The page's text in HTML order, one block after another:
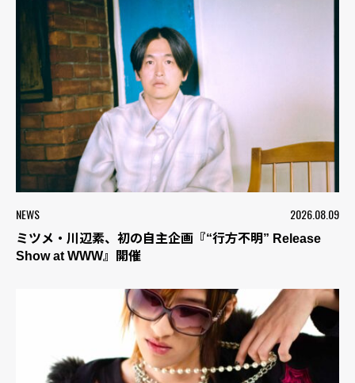
NEWS 2026.08.09
ミツメ・川辺素、初の自主企画『“行方不明” Release
Show at WWW』開催